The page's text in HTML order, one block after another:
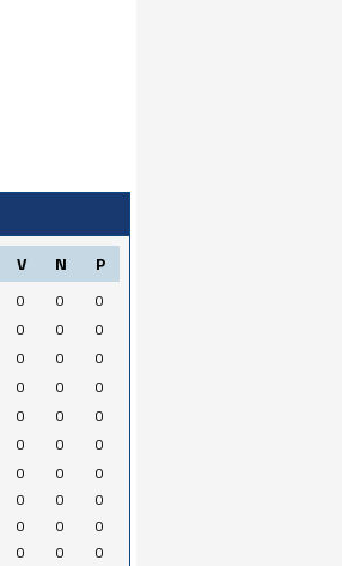
V N P
0 0
0
0 0
0
0 0
0
0 0
0
0 0
0
0 0
0
0 0
0
0 0
0
0 0
0
0 0
0